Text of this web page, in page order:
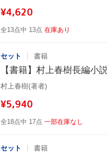
¥4,620
全13点中 13点 在庫あり
セット 書籍
【書籍】村上春樹長編小
村上春樹(著者)
¥5,940
全18点中 17点 一部在庫なし
セット 書籍